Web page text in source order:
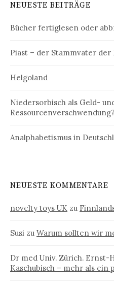
NEUESTE BEITRÄGE
Bücher fertiglesen oder
Piast – der Stammvater der
Helgoland
Niedersorbisch als Geld-
Ressourcenverschwendung?
Analphabetismus in
NEUESTE KOMMENTARE
novelty toys UK zu
Susi zu Warum sollten wir
Dr med Univ. Zürich. Ernst-
Kaschubisch – mehr als ein